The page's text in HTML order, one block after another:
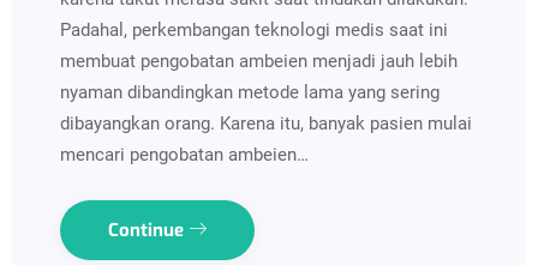
Padahal, perkembangan teknologi medis saat ini
membuat pengobatan ambeien menjadi jauh lebih
nyaman dibandingkan metode lama yang sering
dibayangkan orang. Karena itu, banyak pasien mulai
mencari pengobatan ambeien…
Continue